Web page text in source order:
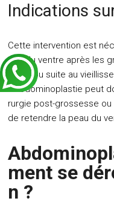
Indications
Cette intervention est
ané du ventre après les
poids ou suite au
L’abdominoplastie peut
rurgie post-grossesse ou
de retendre la peau du
ment se
n ?